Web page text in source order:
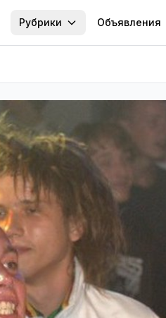
Рубрики Объявления